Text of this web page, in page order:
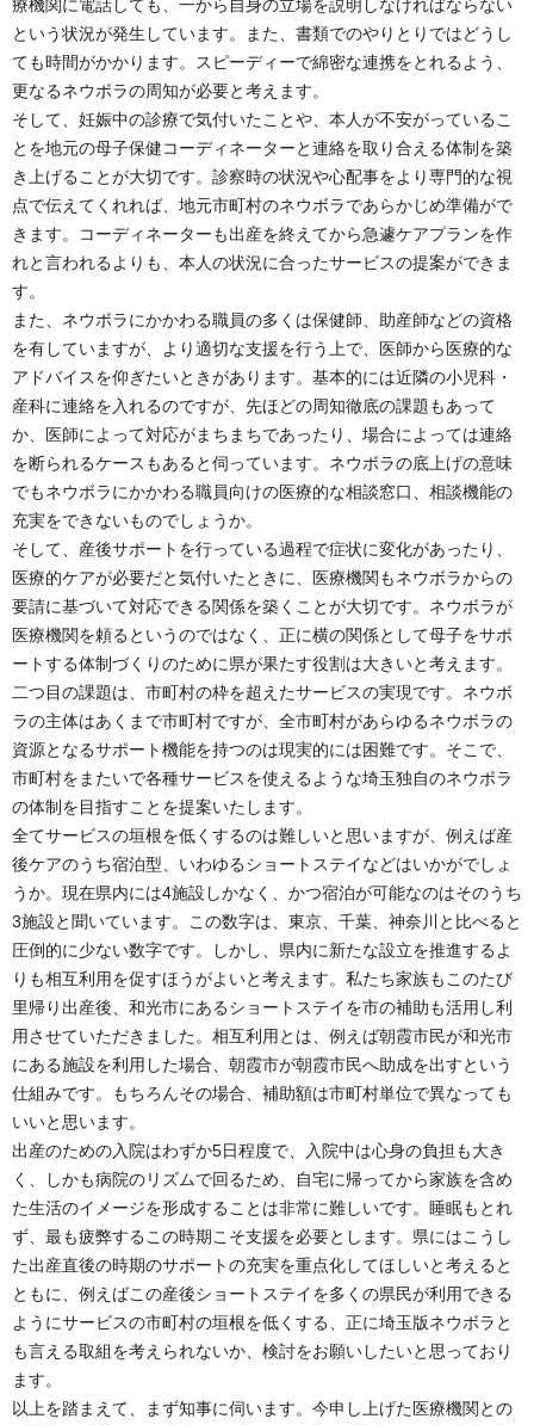
療機関に電話しても、一から自身の立場を説明しなければならない
という状況が発生しています。また、書類でのやりとりではどうし
ても時間がかかります。スピーディーで綿密な連携をとれるよう、
更なるネウボラの周知が必要と考えます。
そして、妊娠中の診療で気付いたことや、本人が不安がっているこ
とを地元の母子保健コーディネーターと連絡を取り合える体制を築
き上げることが大切です。診察時の状況や心配事をより専門的な視
点で伝えてくれれば、地元市町村のネウボラであらかじめ準備がで
きます。コーディネーターも出産を終えてから急遽ケアプランを作
れと言われるよりも、本人の状況に合ったサービスの提案ができま
す。
また、ネウボラにかかわる職員の多くは保健師、助産師などの資格
を有していますが、より適切な支援を行う上で、医師から医療的な
アドバイスを仰ぎたいときがあります。基本的には近隣の小児科・
産科に連絡を入れるのですが、先ほどの周知徹底の課題もあって
か、医師によって対応がまちまちであったり、場合によっては連絡
を断られるケースもあると伺っています。ネウボラの底上げの意味
でもネウボラにかかわる職員向けの医療的な相談窓口、相談機能の
充実をできないものでしょうか。
そして、産後サポートを行っている過程で症状に変化があったり、
医療的ケアが必要だと気付いたときに、医療機関もネウボラからの
要請に基づいて対応できる関係を築くことが大切です。ネウボラが
医療機関を頼るというのではなく、正に横の関係として母子をサポ
ートする体制づくりのために県が果たす役割は大きいと考えます。
二つ目の課題は、市町村の枠を超えたサービスの実現です。ネウボ
ラの主体はあくまで市町村ですが、全市町村があらゆるネウボラの
資源となるサポート機能を持つのは現実的には困難です。そこで、
市町村をまたいで各種サービスを使えるような埼玉独自のネウボラ
の体制を目指すことを提案いたします。
全てサービスの垣根を低くするのは難しいと思いますが、例えば産
後ケアのうち宿泊型、いわゆるショートステイなどはいかがでしょ
うか。現在県内には4施設しかなく、かつ宿泊が可能なのはそのうち
3施設と聞いています。この数字は、東京、千葉、神奈川と比べると
圧倒的に少ない数字です。しかし、県内に新たな設立を推進するよ
りも相互利用を促すほうがよいと考えます。私たち家族もこのたび
里帰り出産後、和光市にあるショートステイを市の補助も活用し利
用させていただきました。相互利用とは、例えば朝霞市民が和光市
にある施設を利用した場合、朝霞市が朝霞市民へ助成を出すという
仕組みです。もちろんその場合、補助額は市町村単位で異なっても
いいと思います。
出産のための入院はわずか5日程度で、入院中は心身の負担も大き
く、しかも病院のリズムで回るため、自宅に帰ってから家族を含め
た生活のイメージを形成することは非常に難しいです。睡眠もとれ
ず、最も疲弊するこの時期こそ支援を必要とします。県にはこうし
た出産直後の時期のサポートの充実を重点化してほしいと考えると
ともに、例えばこの産後ショートステイを多くの県民が利用できる
ようにサービスの市町村の垣根を低くする、正に埼玉版ネウボラと
も言える取組を考えられないか、検討をお願いしたいと思っており
ます。
以上を踏まえて、まず知事に伺います。今申し上げた医療機関との